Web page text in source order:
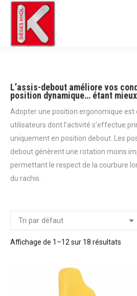
L’assis-debout améliore vos
position dynamique… étant
Adopter une position ergonomique est
utilisateurs dont l’activité s’effectue
uniquement en position debout. Les
debout génèrent une rotation moins
permettant le respect de la courbure
du rachis.
Affichage de 1–12 sur 18 résultats